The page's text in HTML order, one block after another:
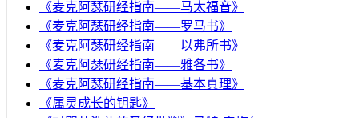
《麦克阿瑟研经指南——马太福音》
《麦克阿瑟研经指南——罗马书》
《麦克阿瑟研经指南——以弗所书》
《麦克阿瑟研经指南——雅各书》
《麦克阿瑟研经指南——基本真理》
《属灵成长的钥匙》